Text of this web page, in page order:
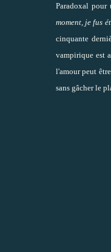
Paradoxal pour
moment, je fus
cinquante
vampirique est
l'amour peut
sans gâcher le